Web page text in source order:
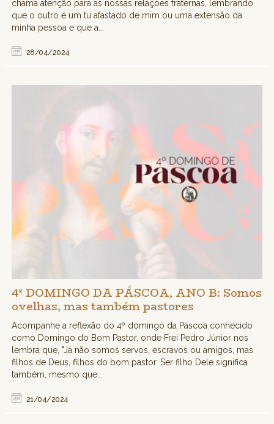
chama atenção para as nossas relações fraternas, lembrando
que o outro é um tu afastado de mim ou uma extensão da
minha pessoa e que a...
28/04/2024
4º DOMINGO DA PÁSCOA, ANO B: Somos
ovelhas, mas também pastores
Acompanhe a reflexão do 4º domingo da Páscoa conhecido
como Domingo do Bom Pastor, onde Frei Pedro Júnior nos
lembra que, "Já não somos servos, escravos ou amigos, mas
filhos de Deus, filhos do bom pastor. Ser filho Dele significa
também, mesmo que...
21/04/2024